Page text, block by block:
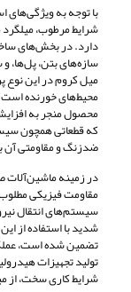
با توجه به ویژگی‌های
شرایط مرطوب،
دارد. در بخش‌های
سازه‌های بتن، پل‌ها،
میل کروم در این نوع
محیط‌های خورنده
محصول منجر به
که قطعاتی همچون
ضدزنگ و مقاومتی آن
در زمینه ماشین‌آلات
مقاومت فیزیکی
سیستم‌های انتقال
شدید با استفاده از
تضمین شده است،
تولید تجهیزات
شرایط کاری سخت، از